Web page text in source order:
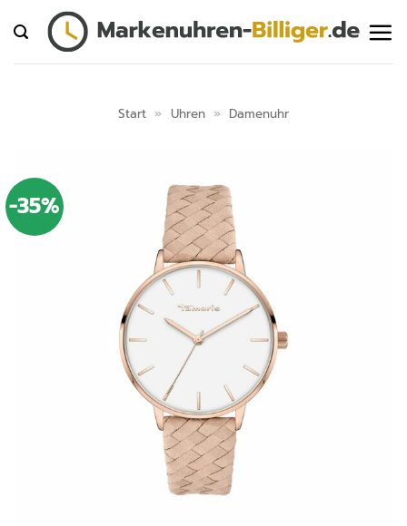
Inhalt
springen
Start » Uhren » Damenuhr
-35%